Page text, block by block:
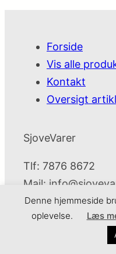
Forside
Vis alle
Kontakt
Oversigt
SjoveVarer
Tlf: 7876 8672
Mail:
Denne hjemmeside
oplevelse.
Læs